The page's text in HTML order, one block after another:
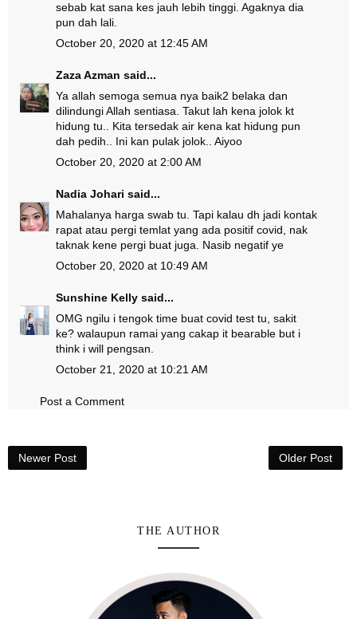
sebab kat sana kes jauh lebih tinggi. Agaknya dia
pun dah lali.
October 20, 2020 at 12:45 AM
Zaza Azman said...
Ya allah semoga semua nya baik2 belaka dan
dilindungi Allah sentiasa. Takut lah kena jolok kt
hidung tu.. Kita tersedak air kena kat hidung pun
dah pedih.. Ini kan pulak jolok.. Aiyoo
October 20, 2020 at 2:00 AM
Nadia Johari said...
Mahalanya harga swab tu. Tapi kalau dh jadi kontak
rapat atau pergi temlat yang ada positif covid, nak
taknak kene pergi buat juga. Nasib negatif ye
October 20, 2020 at 10:49 AM
Sunshine Kelly said...
OMG ngilu i tengok time buat covid test tu, sakit
ke? walaupun ramai yang cakap it bearable but i
think i will pengsan.
October 21, 2020 at 10:21 AM
Post a Comment
Newer Post Older Post
THE AUTHOR